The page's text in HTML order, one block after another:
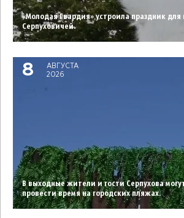
«Молодая Гвардия» устроила праздник
Серпуховичей.
8
АВГУСТА
2026
В выходные жители и гости Серпухова
провести время на городских пляжах.